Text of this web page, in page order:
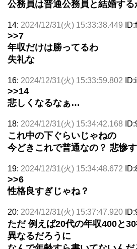
公務員は普通公務員と結婚する
14: 2024/12/31(火) 15:33:38.449
>>7
年収だけは勝ってるわ
失礼な
16: 2024/12/31(火) 15:33:59.802
>>14
悲しくなるなぁ…
18: 2024/12/31(火) 15:34:42.168
これ中の下ぐらいじゃねの
今どきこれで普通なの？ 悲惨
19: 2024/12/31(火) 15:34:48.672
>>6
性格良すぎじゃね？
20: 2024/12/31(火) 15:37:47.920
ただ 例えば20代の年収400と
異なるだろうに